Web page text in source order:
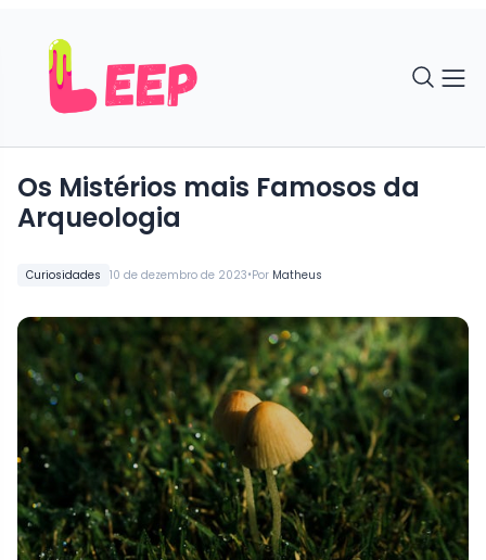
Curiosidades 10 de dezembro de 2023•Por Matheus
Os Mistérios mais Famosos da
Arqueologia